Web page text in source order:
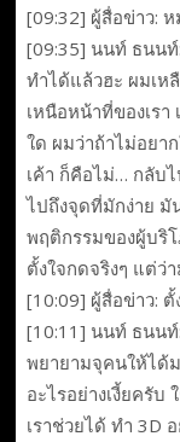
[09:32] ผู้สื่อข่าว:
[09:35] นนท์ ธนน
ทำได้แล้วฮะ ผมเ
เหนือหน้าที่ของเร
ใด ผมว่าถ้าไม่อยา
เค้า ก็คือไม่… กลับ
ไปถึงจุดที่มักง่าย
พฤติกรรมของผู้บริ
ตั้งใจกดจริงๆ แต่ว่
[10:09] ผู้สื่อข่าว:
[10:11] นนท์ ธนน
พยายามจุคนให้ได้
อะไรอย่างเงี้ยครับ
เราช่วยได้ ทำ 3D